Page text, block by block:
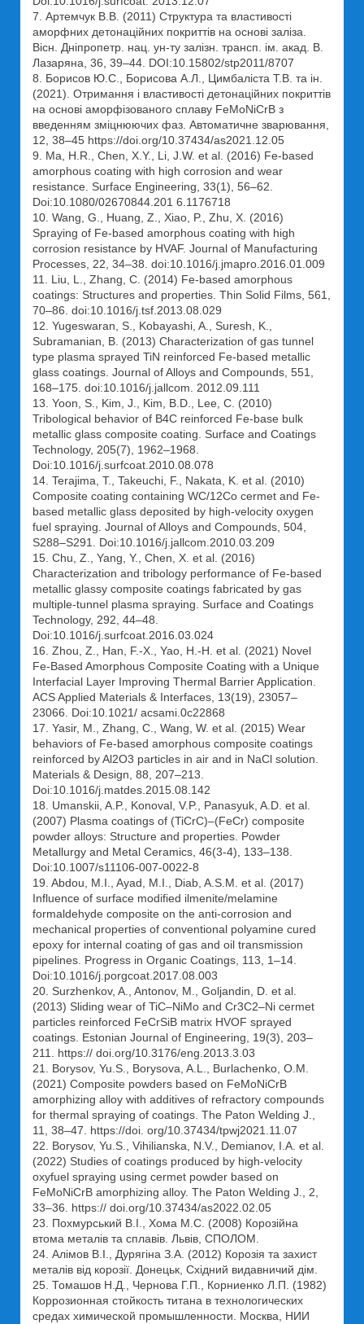
7. Артемчук В.В. (2011) Структура та властивості
аморфних детонаційних покриттів на основі заліза.
Вісн. Дніпропетр. нац. ун-ту залізн. трансп. ім. акад. В.
Лазаряна, 36, 39–44. DOI:10.15802/stp2011/8707
8. Борисов Ю.С., Борисова А.Л., Цимбаліста Т.В. та ін.
(2021). Отримання і властивості детонаційних покриттів
на основі аморфізованого сплаву FeMoNiCrB з
введенням зміцнюючих фаз. Автоматичне зварювання,
12, 38‒45 https://doi.org/10.37434/as2021.12.05
9. Ma, H.R., Chen, X.Y., Li, J.W. et al. (2016) Fe-based
amorphous coating with high corrosion and wear
resistance. Surface Engineering, 33(1), 56–62.
Doi:10.1080/02670844.201 6.1176718
10. Wang, G., Huang, Z., Xiao, P., Zhu, X. (2016)
Spraying of Fe-based amorphous coating with high
corrosion resistance by HVAF. Journal of Manufacturing
Processes, 22, 34–38. doi:10.1016/j.jmapro.2016.01.009
11. Liu, L., Zhang, C. (2014) Fe-based amorphous
coatings: Structures and properties. Thin Solid Films, 561,
70–86. doi:10.1016/j.tsf.2013.08.029
12. Yugeswaran, S., Kobayashi, A., Suresh, K.,
Subramanian, B. (2013) Characterization of gas tunnel
type plasma sprayed TiN reinforced Fe-based metallic
glass coatings. Journal of Alloys and Compounds, 551,
168–175. doi:10.1016/j.jallcom. 2012.09.111
13. Yoon, S., Kim, J., Kim, B.D., Lee, C. (2010)
Tribological behavior of B4C reinforced Fe-base bulk
metallic glass composite coating. Surface and Coatings
Technology, 205(7), 1962–1968.
Doi:10.1016/j.surfcoat.2010.08.078
14. Terajima, T., Takeuchi, F., Nakata, K. et al. (2010)
Composite coating containing WC/12Co cermet and Fe-
based metallic glass deposited by high-velocity oxygen
fuel spraying. Journal of Alloys and Compounds, 504,
S288–S291. Doi:10.1016/j.jallcom.2010.03.209
15. Chu, Z., Yang, Y., Chen, X. et al. (2016)
Characterization and tribology performance of Fe-based
metallic glassy composite coatings fabricated by gas
multiple-tunnel plasma spraying. Surface and Coatings
Technology, 292, 44–48.
Doi:10.1016/j.surfcoat.2016.03.024
16. Zhou, Z., Han, F.-X., Yao, H.-H. et al. (2021) Novel
Fe-Based Amorphous Composite Coating with a Unique
Interfacial Layer Improving Thermal Barrier Application.
ACS Applied Materials & Interfaces, 13(19), 23057–
23066. Doi:10.1021/ acsami.0c22868
17. Yasir, M., Zhang, C., Wang, W. et al. (2015) Wear
behaviors of Fe-based amorphous composite coatings
reinforced by Al2O3 particles in air and in NaCl solution.
Materials & Design, 88, 207–213.
Doi:10.1016/j.matdes.2015.08.142
18. Umanskii, A.P., Konoval, V.P., Panasyuk, A.D. et al.
(2007) Plasma coatings of (TiCrC)–(FeCr) composite
powder alloys: Structure and properties. Powder
Metallurgy and Metal Ceramics, 46(3-4), 133–138.
Doi:10.1007/s11106-007-0022-8
19. Abdou, M.I., Ayad, M.I., Diab, A.S.M. et al. (2017)
Influence of surface modified ilmenite/melamine
formaldehyde composite on the anti-corrosion and
mechanical properties of conventional polyamine cured
epoxy for internal coating of gas and oil transmission
pipelines. Progress in Organic Coatings, 113, 1–14.
Doi:10.1016/j.porgcoat.2017.08.003
20. Surzhenkov, A., Antonov, M., Goljandin, D. et al.
(2013) Sliding wear of TiC–NiMo and Cr3C2–Ni cermet
particles reinforced FeCrSiB matrix HVOF sprayed
coatings. Estonian Journal of Engineering, 19(3), 203–
211. https:// doi.org/10.3176/eng.2013.3.03
21. Borysov, Yu.S., Borysova, A.L., Burlachenko, O.M.
(2021) Composite powders based on FeMoNiCrB
amorphizing alloy with additives of refractory compounds
for thermal spraying of coatings. The Paton Welding J.,
11, 38–47. https://doi. org/10.37434/tpwj2021.11.07
22. Borysov, Yu.S., Vihilianska, N.V., Demianov, I.A. et al.
(2022) Studies of coatings produced by high-velocity
oxyfuel spraying using cermet powder based on
FeMoNiCrB amorphizing alloy. The Paton Welding J., 2,
33–36. https:// doi.org/10.37434/as2022.02.05
23. Похмурський В.І., Хома М.С. (2008) Корозійна
втома металів та сплавів. Львів, СПОЛОМ.
24. Алімов В.І., Дурягіна З.А. (2012) Корозія та захист
металів від корозії. Донецьк, Східний видавничий дім.
25. Томашов Н.Д., Чернова Г.П., Корниенко Л.П. (1982)
Коррозионная стойкость титана в технологических
средах химической промышленности. Москва, НИИ